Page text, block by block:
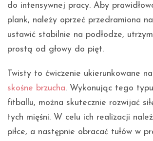
do intensywnej pracy. Aby
plank, należy oprzeć przedramiona
ustawić stabilnie na podłodze,
prostą od głowy do pięt.
Twisty to ćwiczenie ukierunkowane na
skośne brzucha. Wykonując tego
fitballu, można skutecznie rozwijać
tych mięśni. W celu ich realizacji
piłce, a następnie obracać tułów w